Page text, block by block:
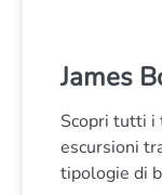
James
Scopri tutti i
escursioni
tipologie di